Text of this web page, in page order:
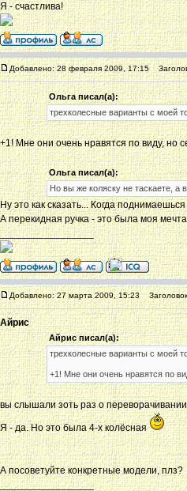
Я - счастлива!
Добавлено: 28 февраля 2009, 17:15
Ольга писал(а):
трехколесные варианты с моей
+1! Мне они очень нравятся по виду, но
Ольга писал(а):
Но вы же коляску не таскаете, а
Ну это как сказать... Когда
А перекидная ручка - это была моя
_________________
Добавлено: 27 марта 2009, 15:23
Айрис
Айрис писал(а):
трехколесные варианты с моей
+1! Мне они очень нравятся по
вы слышали зоть раз о
Я - да. Но это была 4-х колёсная
А посоветуйте конкретные модели, плз?
_________________